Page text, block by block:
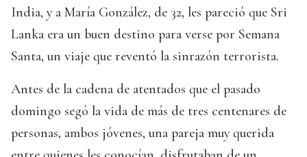
India, y a María González, de 32, les pareció que Sri
Lanka era un buen destino para verse por Semana
Santa, un viaje que reventó la sinrazón terrorista.
Antes de la cadena de atentados que el pasado
domingo segó la vida de más de tres centenares de
personas, ambos jóvenes, una pareja muy querida